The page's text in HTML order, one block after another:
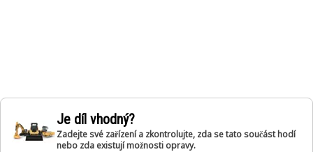
Je díl vhodný?
Zadejte své zařízení a zkontrolujte, zda se tato součást hodí
nebo zda existují možnosti opravy.